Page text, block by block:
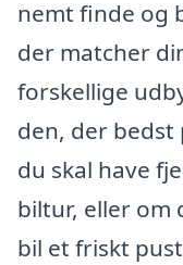
nemt finde og
der matcher
forskellige
den, der bedst
du skal have
biltur, eller om
bil et friskt